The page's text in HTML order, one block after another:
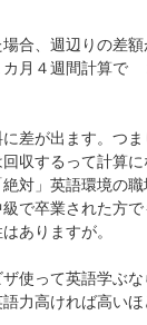
場合、週辺りの差
カ月４週間計算
差が出ます。つま
収するって計算
対」英語環境の
で卒業された方
ありますが。
使って英語学ぶ
力高ければ高い